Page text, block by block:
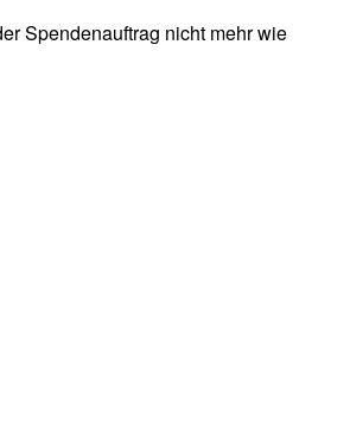
Spendenauftrag nicht mehr wie